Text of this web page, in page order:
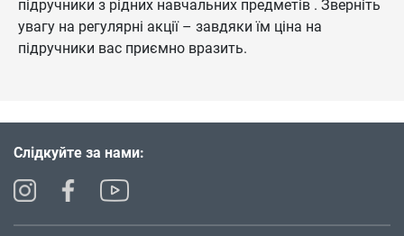
підручники з рідних навчальних предметів . Зверніть
увагу на регулярні акції – завдяки їм ціна на
підручники вас приємно вразить.
Слідкуйте за нами: